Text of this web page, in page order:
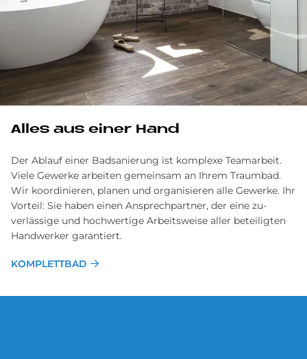
Alles aus einer Hand
Der Ablauf einer Badsanierung ist komplexe Team­arbeit.
Viele Gewerke arbeiten gemein­sam an Ihrem Traum­bad.
Wir ko­ordinieren, planen und organisieren alle Ge­werke. Ihr
Vor­teil: Sie haben einen Ansprech­partner, der eine zu­
verlässige und hoch­wertige Arbeits­weise aller be­teiligten
Hand­werker garantiert.
KOMPLETTBAD